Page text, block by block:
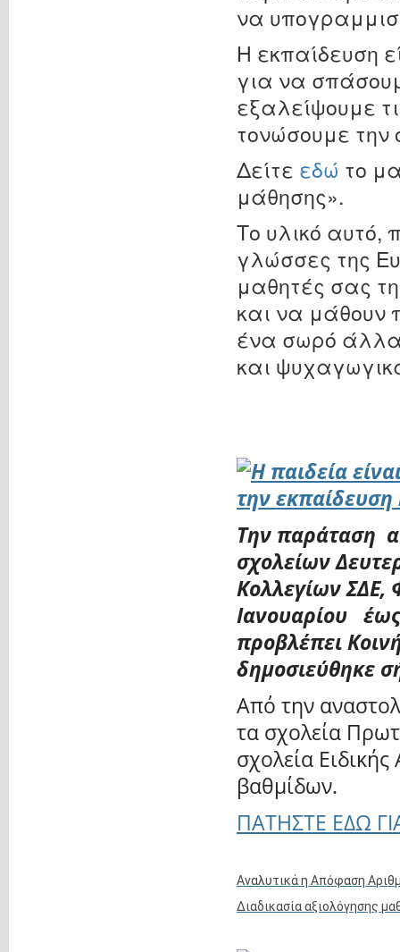
να
Η εκπαίδευση
για να
εξαλείψουμε
τονώσουμε την
Δείτε εδώ το
μάθησης».
Το υλικό αυτό,
γλώσσες της
μαθητές σας
και να μάθουν
ένα σωρό
και
Την παράταση
σχολείων
Κολλεγίων ΣΔΕ,
Ιανουαρίου
προβλέπει
δημοσιεύθηκε
Από την
τα σχολεία
σχολεία
βαθμίδων.
ΠΑΤΗΣΤΕ ΕΔΩ
Αναλυτικά η Απόφαση
Διαδικασία αξιολόγησης